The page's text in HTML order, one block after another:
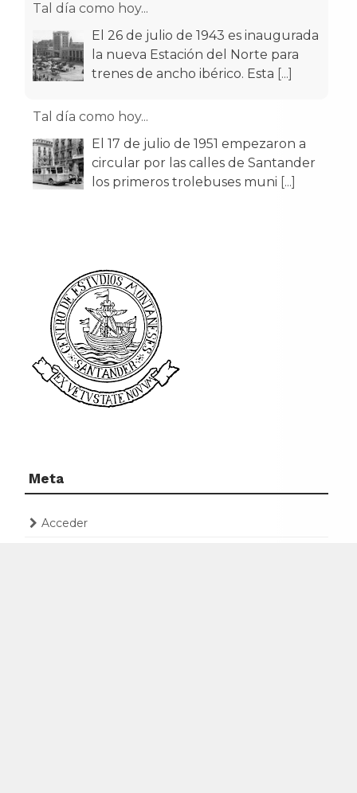
Tal día como hoy...
El 26 de julio de 1943 es inaugurada
la nueva Estación del Norte para
trenes de ancho ibérico. Esta [...]
Tal día como hoy...
El 17 de julio de 1951 empezaron a
circular por las calles de Santander
los primeros trolebuses muni [...]
Meta
Acceder